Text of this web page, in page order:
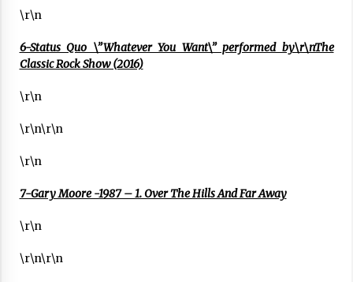
Zebrabidearen denboraldi amaiera
EHZtik
Arrosaren laburpen bideoa Hamaika
\r\n
6-Status Quo \”Whatever You Want\” performed by\r\nThe
Classic Rock Show (2016)
\r\n
\r\n\r\n
\r\n
7-Gary Moore -1987 – 1. Over The Hills And Far Away
\r\n
\r\n\r\n